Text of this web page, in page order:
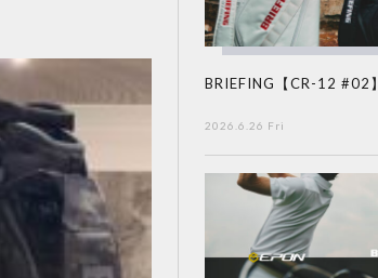
BRIEFING【CR-12 #02】
2026.6.26 Fri